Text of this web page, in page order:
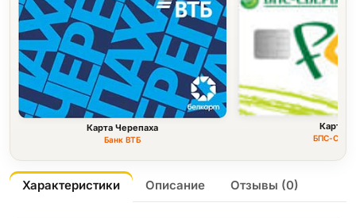
Карта Черепаха
Банк ВТБ
Карта
БПС-
Характеристики Описание Отзывы (0)